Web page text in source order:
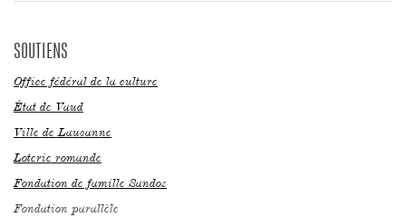
SOUTIENS
Office fédéral de la culture
État de Vaud
Ville de Lausanne
Loterie romande
Fondation de famille Sandoz
Fondation parallèle